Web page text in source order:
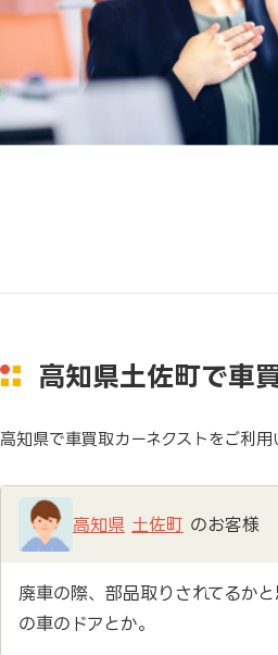
高知県土佐町で車
高知県で車買取カーネクストをご利
高知県 土佐町 のお客様
廃車の際、部品取りされてる
の車のドアとか。